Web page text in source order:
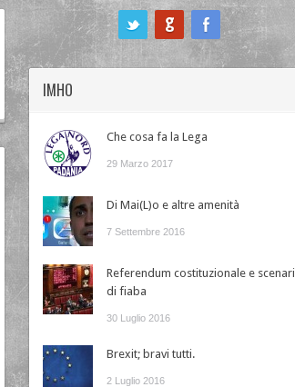
IMHO
Che cosa fa la Lega
29 Marzo 2017
Di Mai(L)o e altre amenità
7 Settembre 2016
Referendum costituzionale e scenari
di fiaba
30 Luglio 2016
Brexit; bravi tutti.
2 Luglio 2016